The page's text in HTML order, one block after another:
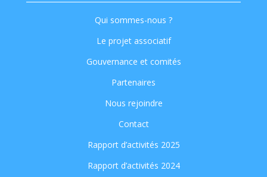
Qui sommes-nous ?
Le projet associatif
Gouvernance et comités
Partenaires
Nous rejoindre
Contact
Rapport d’activités 2025
Rapport d’activités 2024